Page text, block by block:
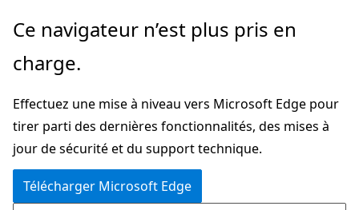
Passer
directement
au
principal
Ce navigateur n’est plus pris en
charge.
Effectuez une mise à niveau vers Microsoft Edge pour
tirer parti des dernières fonctionnalités, des mises à
jour de sécurité et du support technique.
Télécharger Microsoft Edge